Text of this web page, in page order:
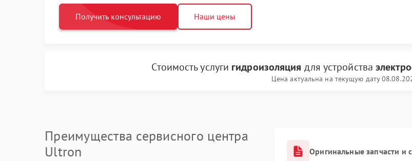
Получить консультацию Наши цены
Стоимость услуги гидроизоляция для устройства
Цена актуальна на текущую дату
Преимущества сервисного центра
Ultron
Оригинальные запчасти и